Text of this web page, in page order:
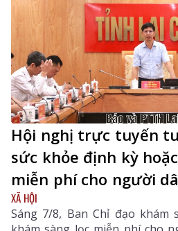
Hội nghị trực tuyến
sức khỏe định kỳ
miễn phí cho người
XÃ HỘI
Sáng 7/8, Ban Chỉ đạo khám